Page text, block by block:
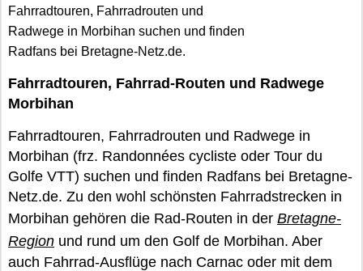
Fahrradtouren, Fahrradrouten und
Radwege in Morbihan suchen und finden
Radfans bei Bretagne-Netz.de.
Fahrradtouren, Fahrrad-Routen und Radwege
Morbihan
Fahrradtouren, Fahrradrouten und Radwege in
Morbihan (frz. Randonnées cycliste oder Tour du
Golfe VTT) suchen und finden Radfans bei Bretagne-
Netz.de. Zu den wohl schönsten Fahrradstrecken in
Morbihan gehören die Rad-Routen in der Bretagne-
Region und rund um den Golf de Morbihan. Aber
auch Fahrrad-Ausflüge nach Carnac oder mit dem